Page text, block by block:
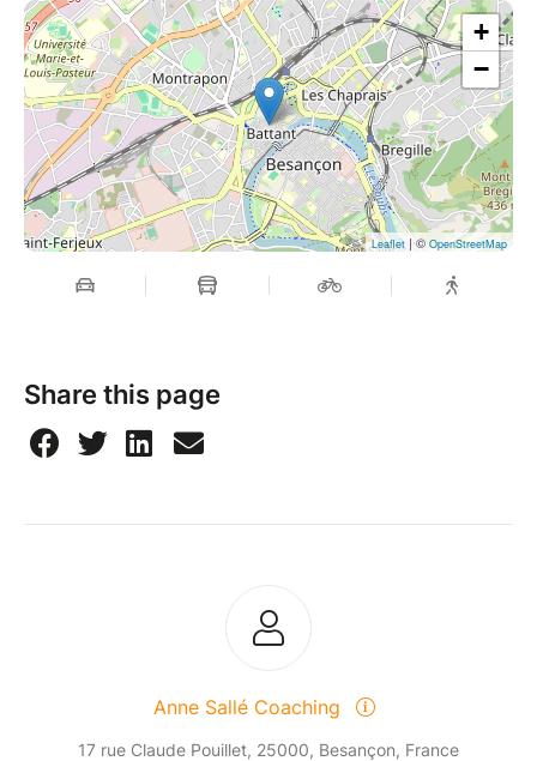
L’entrée est au milieu de l’escalier sur la gauche.
Dirigez-vous ensuite tout à gauche dans la grande
cour.
La salle est au 1er étage.
+
−
Leaflet | © OpenStreetMap
Share this page
Anne Sallé Coaching
17 rue Claude Pouillet, 25000, Besançon, France